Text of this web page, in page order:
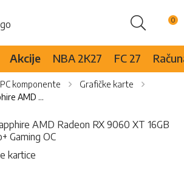
Pretraži
Skip
Content
Akcije NBA 2K27 FC 27
PC komponente
Grafičke karte
Grafička kartica Sapphire AMD Radeon RX 9060 XT 16GB GDDR6 128bit Nitro+ Gaming OC